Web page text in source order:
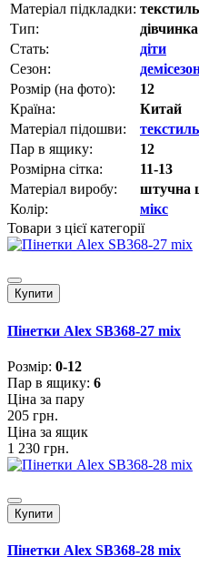
Матеріал підкладки: текстиль
Тип:
дівчинка
Стать:
діти
Сезон:
Розмір (на фото):
12
Країна:
Китай
Матеріал підошви:
текстиль
Пар в ящику:
12
Розмірна сітка:
11-13
Матеріал виробу:
штучна
Колір:
мікс
Товари з цієї категорії
Купити
Пінетки Alex SB368-27 mix
Розмiр: 0-12
Пар в ящику: 6
Ціна за пару
205 грн.
Ціна за ящик
1 230 грн.
Купити
Пінетки Alex SB368-28 mix